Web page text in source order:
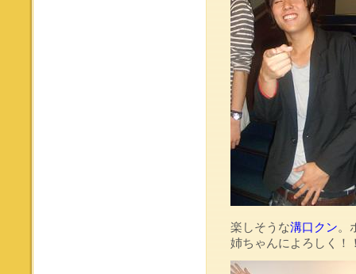
楽しそうな溝口クン。
姉ちゃんによろしく！